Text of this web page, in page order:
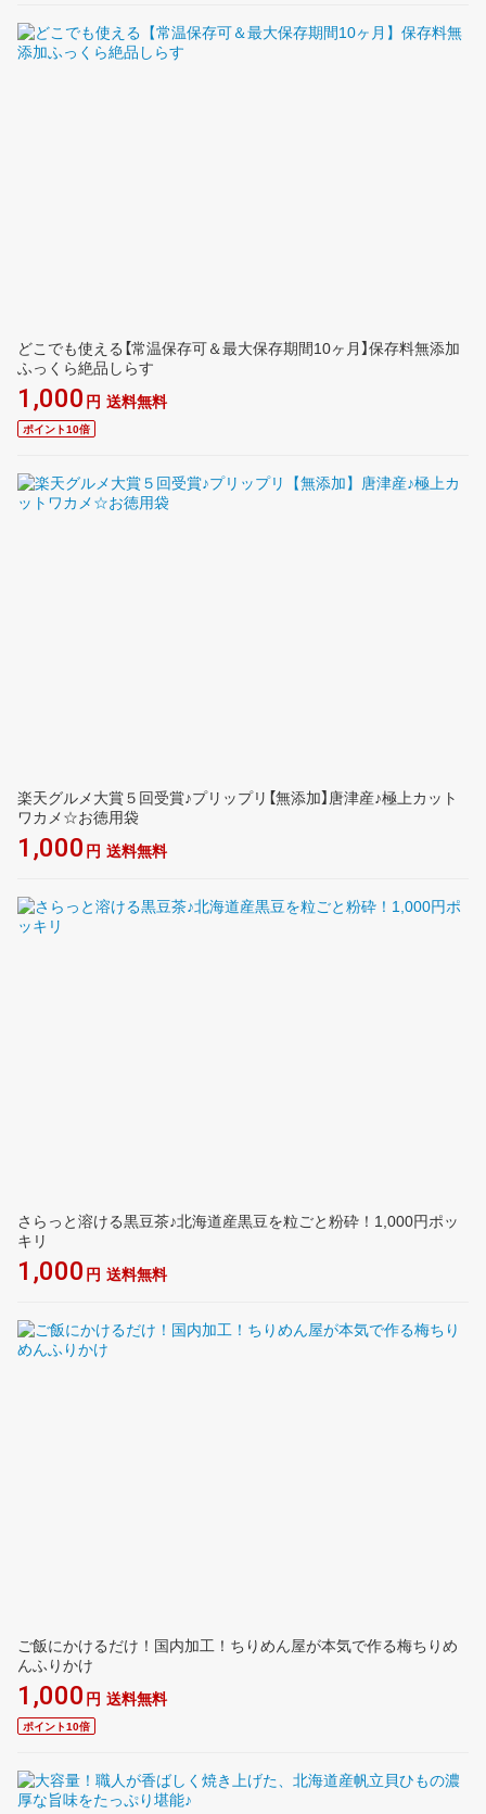
どこでも使える【常温保存可＆最大保存期間10ヶ月】保存料無添加
ふっくら絶品しらす
1,000 円 送料無料
ポイント10倍
楽天グルメ大賞５回受賞♪プリップリ【無添加】唐津産♪極上カット
ワカメ☆お徳用袋
1,000 円 送料無料
さらっと溶ける黒豆茶♪北海道産黒豆を粒ごと粉砕！1,000円ポッ
キリ
1,000 円 送料無料
ご飯にかけるだけ！国内加工！ちりめん屋が本気で作る梅ちりめ
んふりかけ
1,000 円 送料無料
ポイント10倍